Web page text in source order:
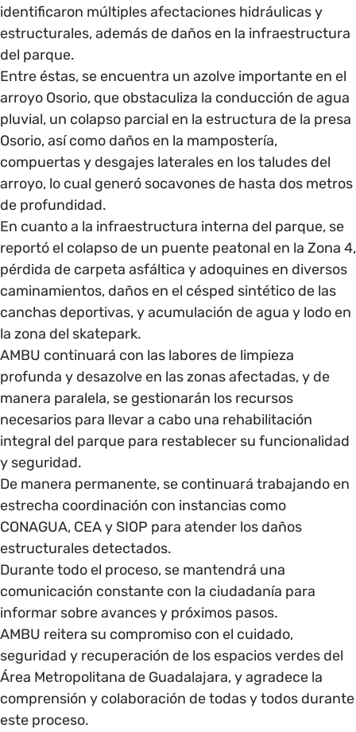
identificaron múltiples afectaciones hidráulicas y
estructurales, además de daños en la infraestructura
del parque.
Entre éstas, se encuentra un azolve importante en el
arroyo Osorio, que obstaculiza la conducción de agua
pluvial, un colapso parcial en la estructura de la presa
Osorio, así como daños en la mampostería,
compuertas y desgajes laterales en los taludes del
arroyo, lo cual generó socavones de hasta dos metros
de profundidad.
En cuanto a la infraestructura interna del parque, se
reportó el colapso de un puente peatonal en la Zona 4,
pérdida de carpeta asfáltica y adoquines en diversos
caminamientos, daños en el césped sintético de las
canchas deportivas, y acumulación de agua y lodo en
la zona del skatepark.
AMBU continuará con las labores de limpieza
profunda y desazolve en las zonas afectadas, y de
manera paralela, se gestionarán los recursos
necesarios para llevar a cabo una rehabilitación
integral del parque para restablecer su funcionalidad
y seguridad.
De manera permanente, se continuará trabajando en
estrecha coordinación con instancias como
CONAGUA, CEA y SIOP para atender los daños
estructurales detectados.
Durante todo el proceso, se mantendrá una
comunicación constante con la ciudadanía para
informar sobre avances y próximos pasos.
AMBU reitera su compromiso con el cuidado,
seguridad y recuperación de los espacios verdes del
Área Metropolitana de Guadalajara, y agradece la
comprensión y colaboración de todas y todos durante
este proceso.